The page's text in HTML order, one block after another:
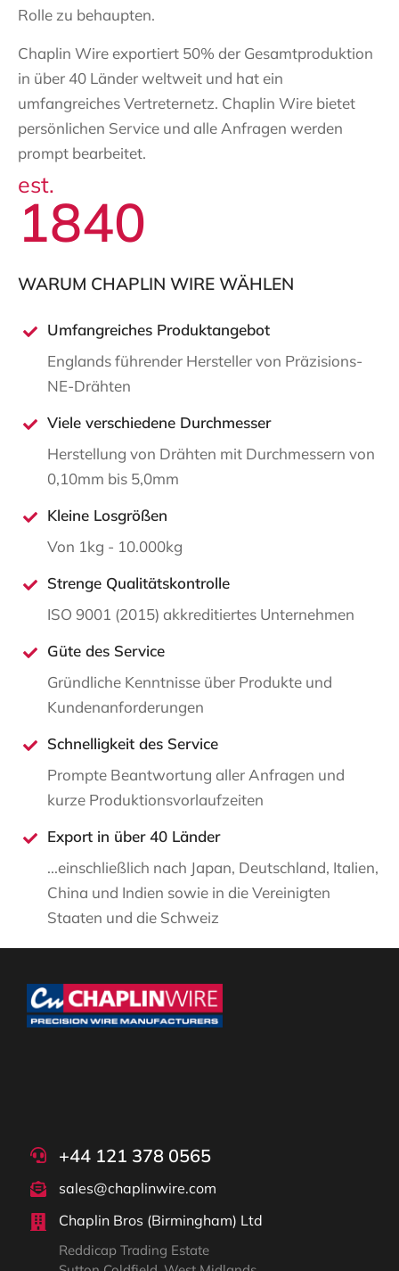
Rolle zu behaupten.
Chaplin Wire exportiert 50% der Gesamtproduktion
in über 40 Länder weltweit und hat ein
umfangreiches Vertreternetz. Chaplin Wire bietet
persönlichen Service und alle Anfragen werden
prompt bearbeitet.
est.
1840
WARUM CHAPLIN WIRE WÄHLEN
Umfangreiches Produktangebot
Englands führender Hersteller von Präzisions-
NE-Drähten
Viele verschiedene Durchmesser
Herstellung von Drähten mit Durchmessern von
0,10mm bis 5,0mm
Kleine Losgrößen
Von 1kg - 10.000kg
Strenge Qualitätskontrolle
ISO 9001 (2015) akkreditiertes Unternehmen
Güte des Service
Gründliche Kenntnisse über Produkte und
Kundenanforderungen
Schnelligkeit des Service
Prompte Beantwortung aller Anfragen und
kurze Produktionsvorlaufzeiten
Export in über 40 Länder
...einschließlich nach Japan, Deutschland, Italien,
China und Indien sowie in die Vereinigten
Staaten und die Schweiz
+44 121 378 0565
sales@chaplinwire.com
Chaplin Bros (Birmingham) Ltd
Reddicap Trading Estate